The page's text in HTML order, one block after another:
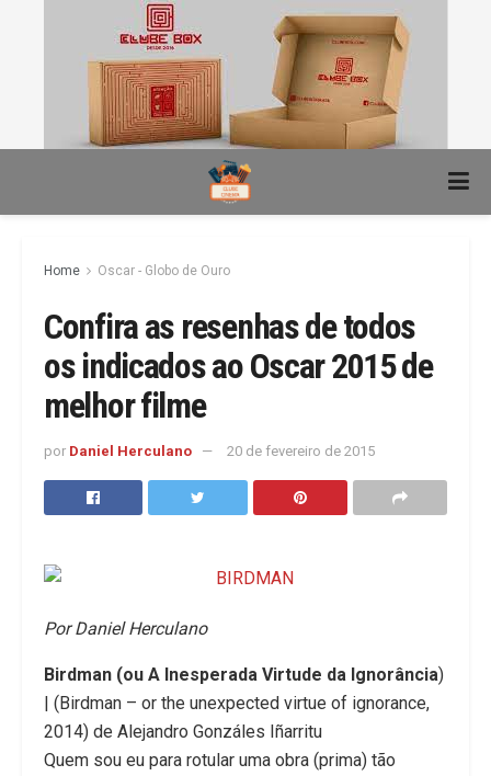
Home Oscar - Globo de Ouro
Confira as resenhas de todos
os indicados ao Oscar 2015 de
melhor filme
por Daniel Herculano 20 de fevereiro de 2015
Por Daniel Herculano
Birdman (ou A Inesperada Virtude da Ignorância)
| (Birdman – or the unexpected virtue of ignorance,
2014) de Alejandro Gonzáles Iñarritu
Quem sou eu para rotular uma obra (prima) tão